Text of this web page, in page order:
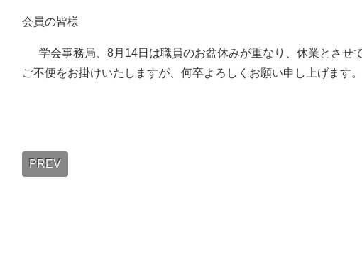
会員の皆様
学会事務局、8月14日は職員のお盆休みが重なり、休業とさせて
ご不便をお掛けいたしますが、何卒よろしくお願い申し上げます。
PREV